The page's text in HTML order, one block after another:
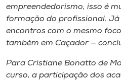
empreendedorismo, isso é
formação do profissional.
encontros com o mesmo
também em Caçador —
Para Cristiane Bonatto de
curso, a participação dos